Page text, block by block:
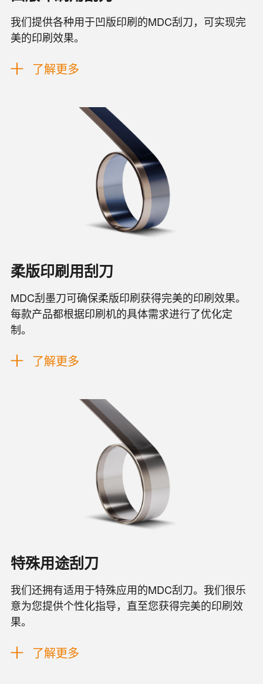
我们提供各种用于凹版印刷的MDC刮刀，可实现完
美的印刷效果。
了解更多
柔版印刷用刮刀
MDC刮墨刀可确保柔版印刷获得完美的印刷效果。
每款产品都根据印刷机的具体需求进行了优化定
制。
了解更多
特殊用途刮刀
我们还拥有适用于特殊应用的MDC刮刀。我们很乐
意为您提供个性化指导，直至您获得完美的印刷效
果。
了解更多